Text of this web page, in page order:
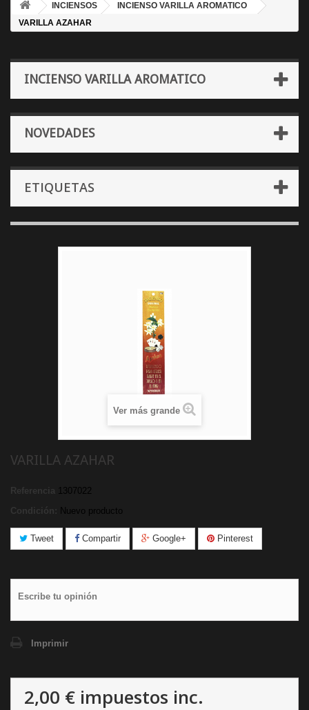
INCIENSOS
INCIENSO VARILLA AROMATICO
VARILLA AZAHAR
INCIENSO VARILLA AROMATICO
NOVEDADES
ETIQUETAS
Ver más grande
VARILLA AZAHAR
Referencia 1307022
Condición: Nuevo producto
Tweet Compartir Google+ Pinterest
Escribe tu opinión
Imprimir
2,00 € impuestos inc.